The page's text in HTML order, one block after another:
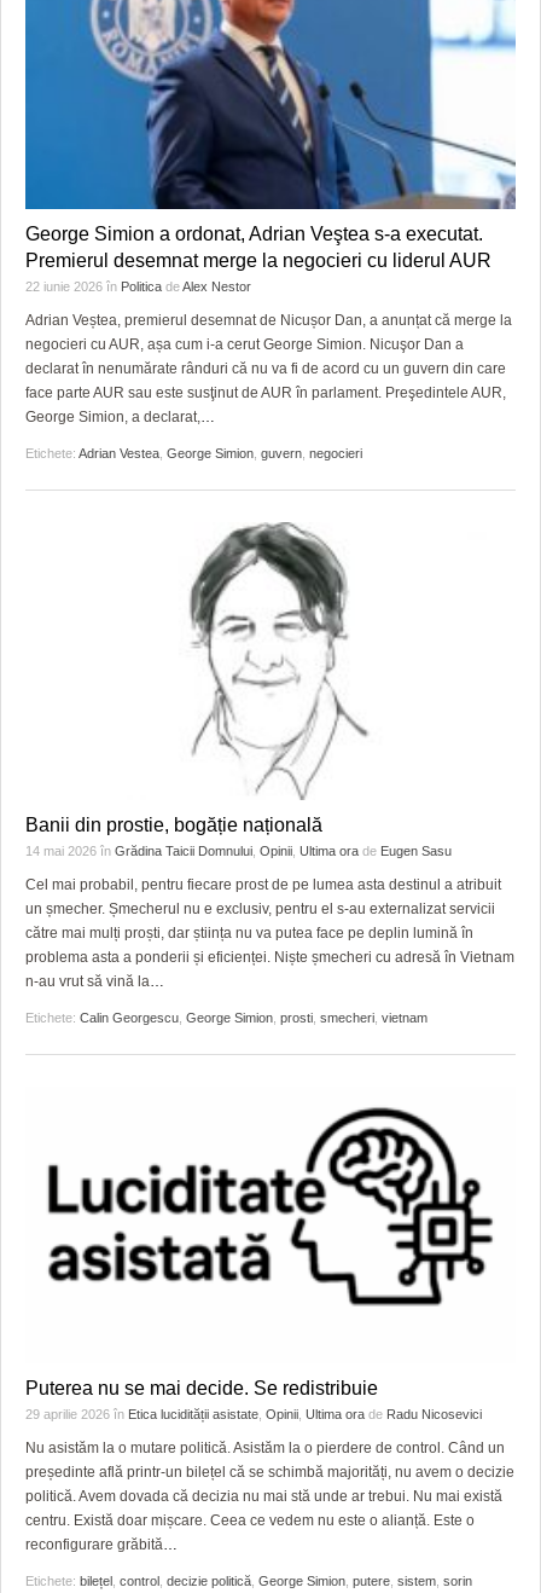
George Simion a ordonat, Adrian Veştea s-a executat.
Premierul desemnat merge la negocieri cu liderul AUR
22 iunie 2026 în Politica deAlex Nestor
Adrian Veștea, premierul desemnat de Nicușor Dan, a anunțat că merge la
negocieri cu AUR, așa cum i-a cerut George Simion. Nicuşor Dan a
declarat în nenumărate rânduri că nu va fi de acord cu un guvern din care
face parte AUR sau este susţinut de AUR în parlament. Preşedintele AUR,
George Simion, a declarat,…
Etichete: Adrian Vestea George Simion guvern negocieri
Banii din prostie, bogăție națională
14 mai 2026 în Grădina Taicii Domnului Opinii Ultima ora de Eugen Sasu
Cel mai probabil, pentru fiecare prost de pe lumea asta destinul a atribuit
un șmecher. Șmecherul nu e exclusiv, pentru el s-au externalizat servicii
către mai mulți proști, dar știința nu va putea face pe deplin lumină în
problema asta a ponderii și eficienței. Niște șmecheri cu adresă în Vietnam
n-au vrut să vină la
Etichete: Calin Georgescu George Simion prosti smecheri vietnam
Puterea nu se mai decide. Se redistribuie
29 aprilie 2026 în Etica lucidității asistate Opinii Ultima ora de Radu Nicosevici
Nu asistăm la o mutare politică. Asistăm la o pierdere de control. Când un
președinte află printr-un bilețel că se schimbă majorități, nu avem o decizie
politică. Avem dovada că decizia nu mai stă unde ar trebui. Nu mai există
centru. Există doar mișcare. Ceea ce vedem nu este o alianță. Este o
reconfigurare grăbită…
Etichete: bilețel control decizie politică George Simion putere sistem sorin